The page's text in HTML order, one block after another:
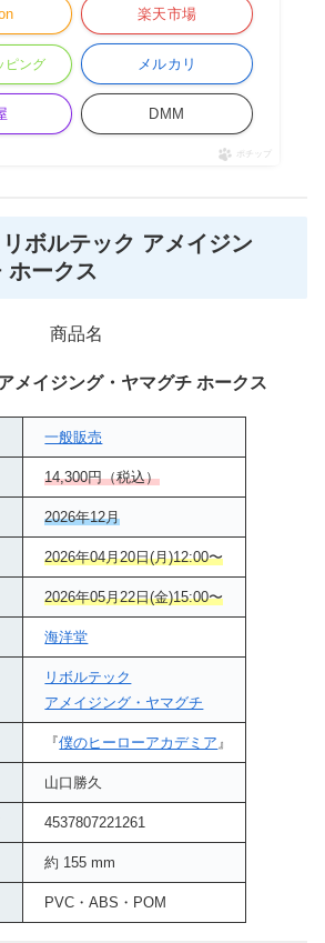
楽天市場
ピング メルカリ
DMM
ポチップ
リボルテック アメイジン
ホークス
商品名
メイジング・ヤマグチ ホークス
一般販売
14,300円（税込）
2026年12月
2026年04月20日(月)12:00〜
2026年05月22日(金)15:00〜
海洋堂
リボルテック
アメイジング・ヤマグチ
『僕のヒーローアカデミア』
山口勝久
4537807221261
約 155 mm
PVC・ABS・POM